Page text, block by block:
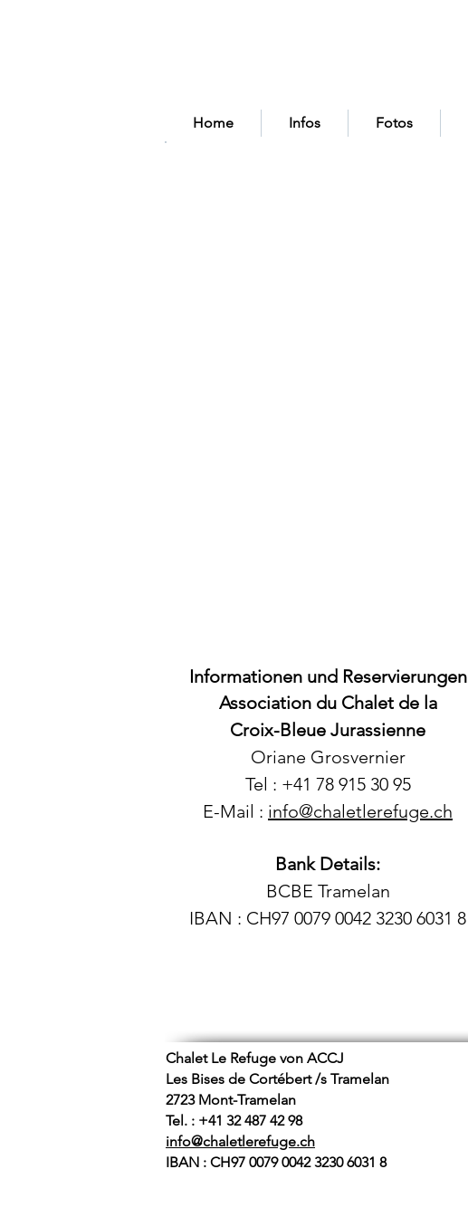
Home Infos Fotos
Informationen und Reservierungen
Association du Chalet de la
Croix-Bleue Jurassienne
Oriane Grosvernier
Tel : +41 78 915 30 95‬
E-Mail : info@chaletlerefuge.ch
Bank Details:
BCBE Tramelan
IBAN : CH97 0079 0042 3230 6031 8
Chalet Le Refuge von ACCJ
Les Bises de Cortébert /s Tramelan
2723 Mont-Tramelan
Tel. : +41 32 487 42 98
info@chaletlerefuge.ch
IBAN : CH97 0079 0042 3230 6031 8